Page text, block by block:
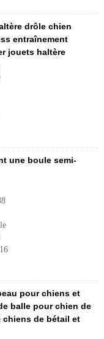
drôle chien
entraînement
jouets haltère
une boule semi-
pour chiens et
balle pour chien de
chiens de bétail et